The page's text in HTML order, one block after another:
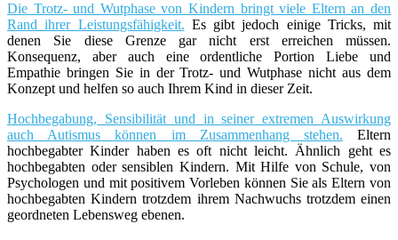
Die Trotz- und Wutphase von Kindern bringt viele Eltern an den
Rand ihrer Leistungsfähigkeit. Es gibt jedoch einige Tricks, mit
denen Sie diese Grenze gar nicht erst erreichen müssen.
Konsequenz, aber auch eine ordentliche Portion Liebe und
Empathie bringen Sie in der Trotz- und Wutphase nicht aus dem
Konzept und helfen so auch Ihrem Kind in dieser Zeit.
Hochbegabung, Sensibilität und in seiner extremen Auswirkung
auch Autismus können im Zusammenhang stehen. Eltern
hochbegabter Kinder haben es oft nicht leicht. Ähnlich geht es
hochbegabten oder sensiblen Kindern. Mit Hilfe von Schule, von
Psychologen und mit positivem Vorleben können Sie als Eltern von
hochbegabten Kindern trotzdem ihrem Nachwuchs trotzdem einen
geordneten Lebensweg ebenen.